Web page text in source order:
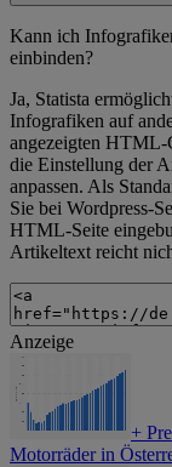
Kann ich
einbinden?
Ja, Statista
Infografiken auf
angezeigten HTML-
die Einstellung der
anpassen. Als
Sie bei Wordpress-
HTML-Seite
Artikeltext reicht
Anzeige
+
Motorräder in